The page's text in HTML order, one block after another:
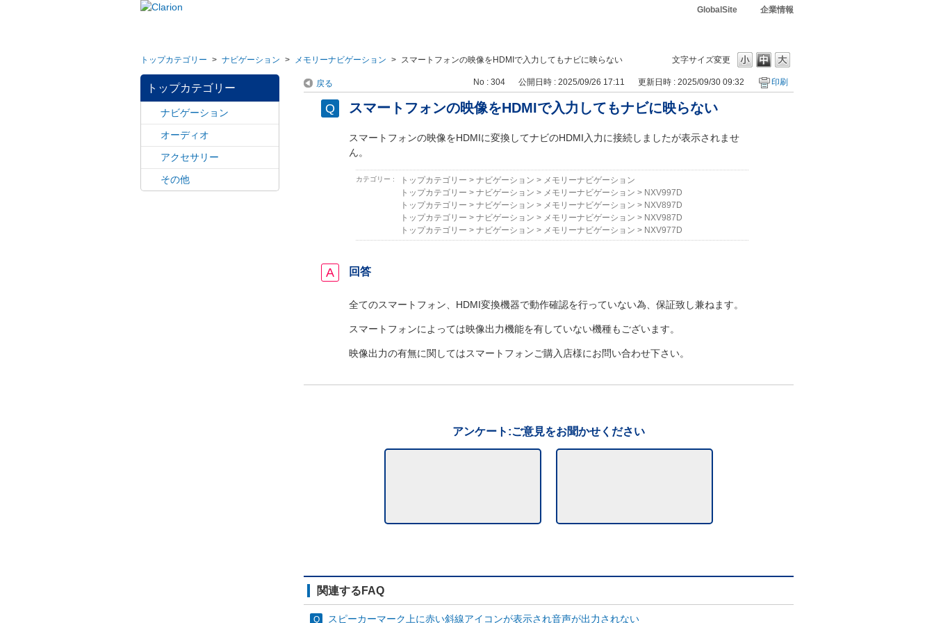
GlobalSite 企業情報
文字サイズ変更
トップカテゴリー > ナビゲーション > メモリーナビゲーション > スマートフォンの映像をHDMIで入力してもナビに映らない
トップカテゴリー
ナビゲーション
オーディオ
アクセサリー
その他
戻る No : 304 公開日時 : 2025/09/26 17:11 更新日時 : 2025/09/30 09:32 印刷
スマートフォンの映像をHDMIで入力してもナビに映らない
スマートフォンの映像をHDMIに変換してナビのHDMI入力に接続しましたが表示されませ
ん。
カテゴリー : トップカテゴリー > ナビゲーション > メモリーナビゲーション
トップカテゴリー > ナビゲーション > メモリーナビゲーション > NXV997D
トップカテゴリー > ナビゲーション > メモリーナビゲーション > NXV897D
トップカテゴリー > ナビゲーション > メモリーナビゲーション > NXV987D
トップカテゴリー > ナビゲーション > メモリーナビゲーション > NXV977D
回答
全てのスマートフォン、HDMI変換機器で動作確認を行っていない為、保証致し兼ねます。
スマートフォンによっては映像出力機能を有していない機種もございます。
映像出力の有無に関してはスマートフォンご購入店様にお問い合わせ下さい。
アンケート:ご意見をお聞かせください
関連するFAQ
スピーカーマーク上に赤い斜線アイコンが表示され音声が出力されない